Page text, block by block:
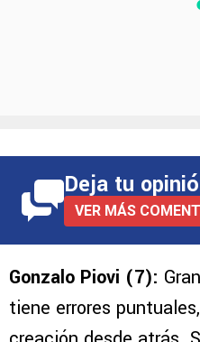
Deja tu
VER MÁS
Gonzalo Piovi (7):
tiene errores